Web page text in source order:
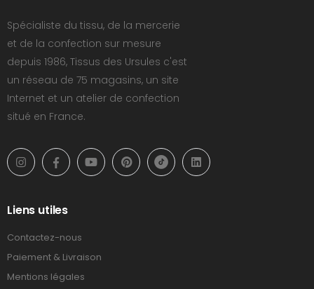
Spécialiste du tissu, de la mercerie
et de la confection sur mesure
depuis 1986, Tissus des Ursules c'est
un réseau de 75 magasins, un site
Internet et un atelier de confection
situé en France.
Liens utiles
Contactez-nous
Paiement & Livraison
Mentions légales